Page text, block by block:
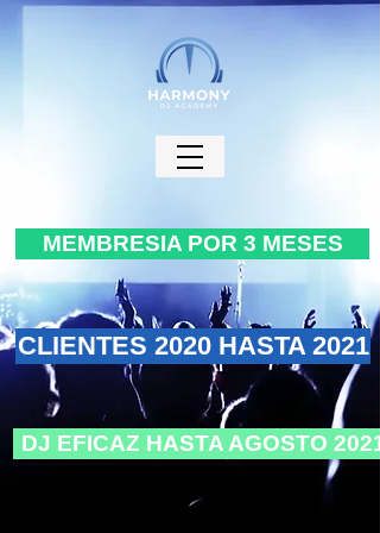
MEMBRESIA POR 3 MESES
CLIENTES 2020 HASTA 2021
DJ EFICAZ HASTA AGOSTO 2021